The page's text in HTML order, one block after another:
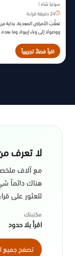
سونيا شاه |
24 دقيقة قراءة
تعقُّبُ الأمراضِ المعدية، بداية من
ووصولا إلى وباء إيبولا وما
اقرأ فصلاً تجريبياً
لا تعرف
مع آلاف
هناك دائماً
للعثور على
مكتبتك
اقرأ بلا حدود
تصفح جميع